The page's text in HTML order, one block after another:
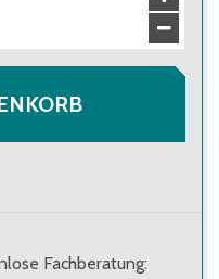
Fachberatung: